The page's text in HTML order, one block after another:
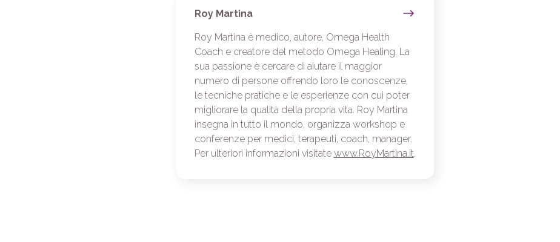
Roy Martina
Roy Martina è medico, autore, Omega Health
Coach e creatore del metodo Omega Healing. La
sua passione è cercare di aiutare il maggior
numero di persone offrendo loro le conoscenze,
le tecniche pratiche e le esperienze con cui poter
migliorare la qualità della propria vita. Roy Martina
insegna in tutto il mondo, organizza workshop e
conferenze per medici, terapeuti, coach, manager.
Per ulteriori informazioni visitate www.RoyMartina.it.